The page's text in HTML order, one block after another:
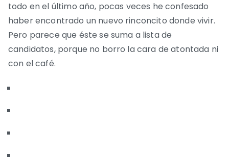
todo en el último año, pocas veces he confesado
haber encontrado un nuevo rinconcito donde vivir.
Pero parece que éste se suma a lista de
candidatos, porque no borro la cara de atontada ni
con el café.